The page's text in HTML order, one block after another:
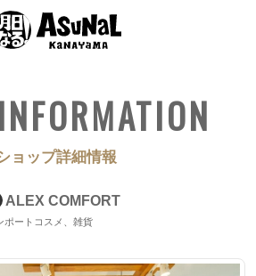
ョップ詳細情報
ALEX COMFORT
ポートコスメ、雑貨